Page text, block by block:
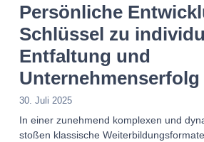
Persönliche
Schlüssel zu
Entfaltung und
Unternehmenserfolg
30. Juli 2025
In einer zunehmend komplexen und
stoßen klassische